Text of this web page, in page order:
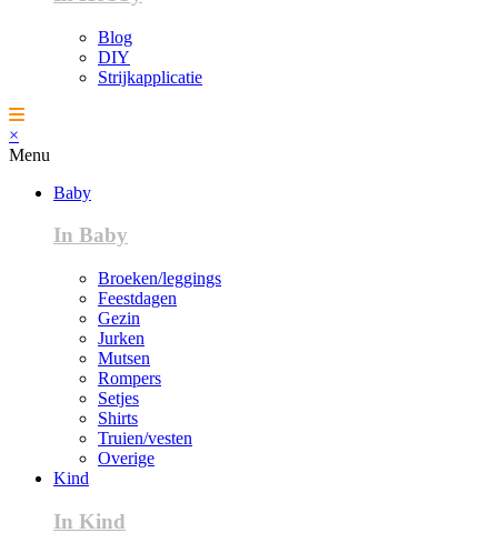
Blog
DIY
Strijkapplicatie
×
Menu
Baby
In Baby
Broeken/leggings
Feestdagen
Gezin
Jurken
Mutsen
Rompers
Setjes
Shirts
Truien/vesten
Overige
Kind
In Kind